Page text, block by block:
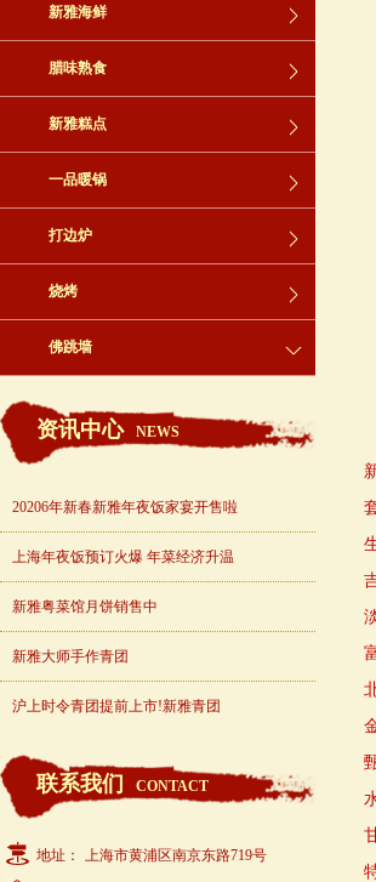
新雅海鲜
腊味熟食
新雅糕点
一品暖锅
打边炉
烧烤
佛跳墙
资讯中心 NEWS
20206年新春新雅年夜饭家宴开售啦
上海年夜饭预订火爆 年菜经济升温
新雅粤菜馆月饼销售中
新雅大师手作青团
沪上时令青团提前上市!新雅青团
联系我们 CONTACT
地址： 上海市黄浦区南京东路719号